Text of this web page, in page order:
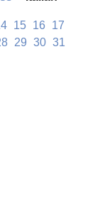
15 16
17
29 30 31